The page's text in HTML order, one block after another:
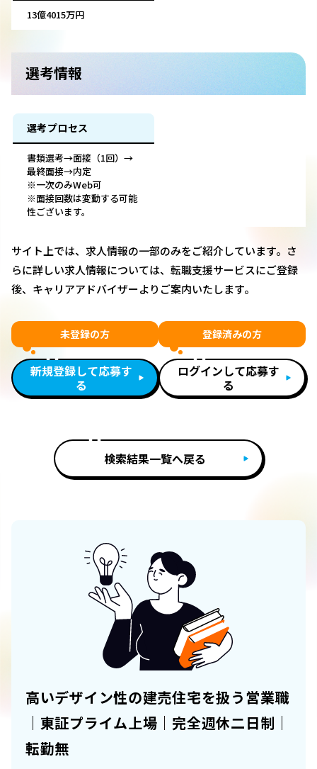
13億4015万円
選考情報
選考プロセス
書類選考→面接（1回）→
最終面接→内定
※一次のみWeb可
※面接回数は変動する可能
性ございます。
サイト上では、求人情報の一部のみをご紹介しています。さ
らに詳しい求人情報については、転職支援サービスにご登録
後、キャリアアドバイザーよりご案内いたします。
未登録の方
新規登録して応募す
る
登録済みの方
ログインして応募す
る
検索結果一覧へ戻る
高いデザイン性の建売住宅を扱う営業職
｜東証プライム上場｜完全週休二日制｜
転勤無